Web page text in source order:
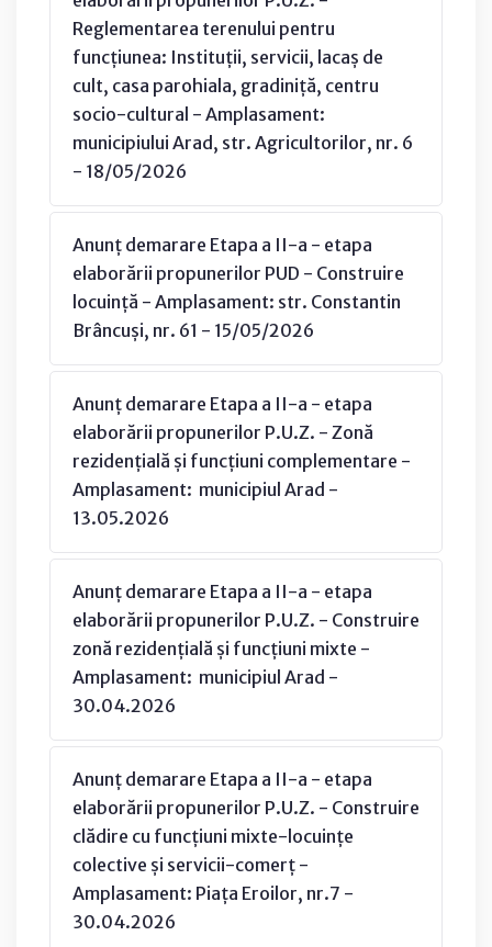
Reglementarea terenului pentru
funcțiunea: Instituții, servicii, lacaș de
cult, casa parohiala, gradiniță, centru
socio-cultural - Amplasament:
municipiului Arad, str. Agricultorilor, nr. 6
- 18/05/2026
Anunț demarare Etapa a II-a - etapa
elaborării propunerilor PUD - Construire
locuință - Amplasament: str. Constantin
Brâncuși, nr. 61 - 15/05/2026
Anunț demarare Etapa a II-a - etapa
elaborării propunerilor P.U.Z. - Zonă
rezidențială și funcțiuni complementare -
Amplasament: municipiul Arad -
13.05.2026
Anunț demarare Etapa a II-a - etapa
elaborării propunerilor P.U.Z. - Construire
zonă rezidențială și funcțiuni mixte -
Amplasament: municipiul Arad -
30.04.2026
Anunț demarare Etapa a II-a - etapa
elaborării propunerilor P.U.Z. - Construire
clădire cu funcțiuni mixte-locuințe
colective și servicii-comerț -
Amplasament: Piața Eroilor, nr.7 -
30.04.2026